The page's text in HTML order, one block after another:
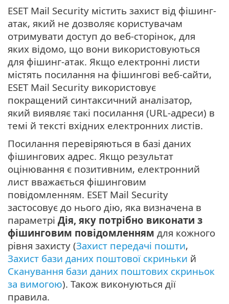
ESET Mail Security містить захист від фішинг-
атак, який не дозволяє користувачам
отримувати доступ до веб-сторінок, для
яких відомо, що вони використовуються
для фішинг-атак. Якщо електронні листи
містять посилання на фішингові веб-сайти,
ESET Mail Security використовує
покращений синтаксичний аналізатор,
який виявляє такі посилання (URL-адреси) в
темі й тексті вхідних електронних листів.
Посилання перевіряються в базі даних
фішингових адрес. Якщо результат
оцінювання є позитивним, електронний
лист вважається фішинговим
повідомленням. ESET Mail Security
застосовує до нього дію, яка визначена в
параметрі Дія, яку потрібно виконати з
фішинговим повідомленням для кожного
рівня захисту (Захист передачі пошти,
Захист бази даних поштової скриньки й
Сканування бази даних поштових скриньок
за вимогою). Також виконуються дії
правила.